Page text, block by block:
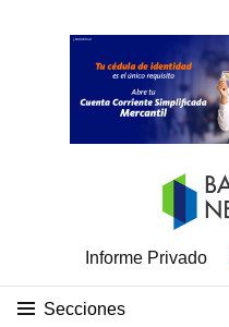
Informe Privado
Secciones